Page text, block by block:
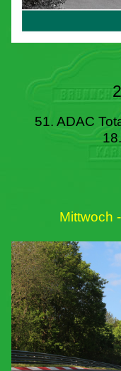
51. ADAC
Mittwoch